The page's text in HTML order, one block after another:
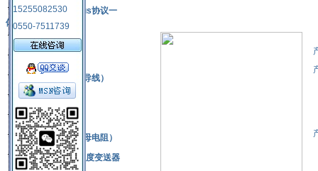
15255082530
0550-7511739
RS485通讯modbus协议一
体化现场智能仪表
热电偶
热电偶补偿电缆（导线）
振动传感器
热电阻
铂热电阻元件（云母电阻）
SBW系列一体化温度变送器